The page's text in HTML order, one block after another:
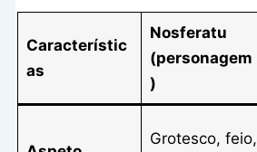
Característic
as
Nosferatu
(personagem
)
Grotesco, feio,